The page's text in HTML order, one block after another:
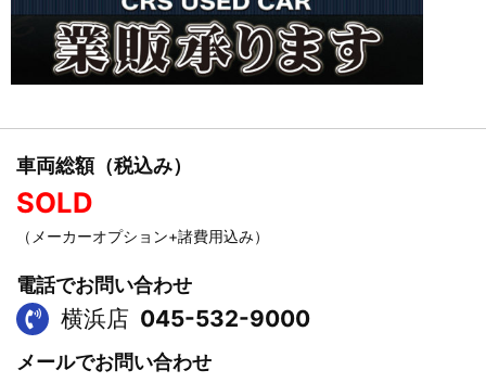
車両総額（税込み）
SOLD
（メーカーオプション+諸費用込み）
電話でお問い合わせ
横浜店 045-532-9000
メールでお問い合わせ